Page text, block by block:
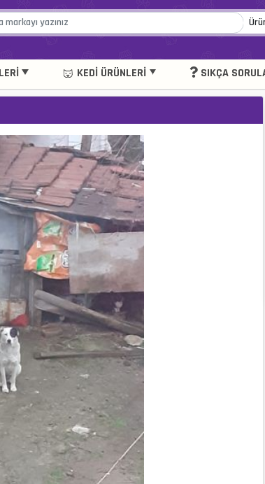
KEDI ÜRÜNLERI SIKÇA